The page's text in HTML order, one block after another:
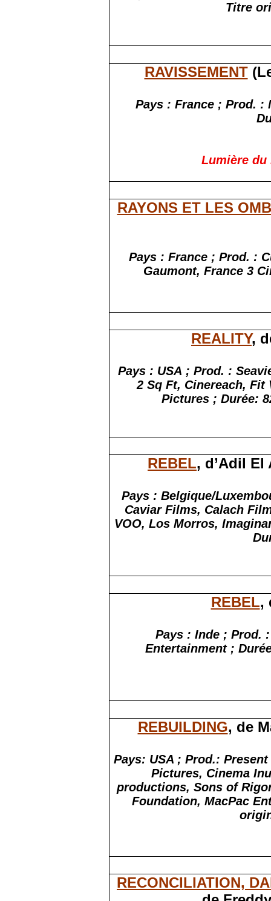
Titre
RAVISSEMENT
Pays : France ; Prod. :
Lumière
RAYONS ET LES
Pays : France ; Prod. :
Gaumont, France 3
REALITY,
Pays : USA ; Prod. :
2 Sq Ft, Cinereach, Fit
Pictures ; Durée:
REBEL, d’Adil El
Pays : Belgique/
Caviar Films, Calach
VOO, Los Morros,
REBEL,
Pays : Inde ; Prod.
Entertainment ;
REBUILDING, de
Pays: USA ; Prod.:
Pictures, Cinema
productions, Sons of
Foundation, MacPac
RECONCILIATION,